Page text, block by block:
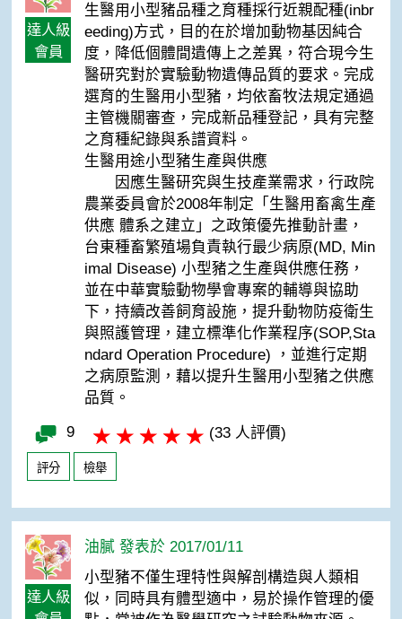
達人級
會員
生醫用小型豬品種之育種採行近親配種(inbr
eeding)方式，目的在於增加動物基因純合
度，降低個體間遺傳上之差異，符合現今生
醫研究對於實驗動物遺傳品質的要求。完成
選育的生醫用小型豬，均依畜牧法規定通過
主管機關審查，完成新品種登記，具有完整
之育種紀錄與系譜資料。
生醫用途小型豬生產與供應
因應生醫研究與生技產業需求，行政院
農業委員會於2008年制定「生醫用畜禽生產
供應 體系之建立」之政策優先推動計畫，
台東種畜繁殖場負責執行最少病原(MD, Min
imal Disease) 小型豬之生產與供應任務，
並在中華實驗動物學會專案的輔導與協助
下，持續改善飼育設施，提升動物防疫衛生
與照護管理，建立標準化作業程序(SOP,Sta
ndard Operation Procedure) ，並進行定期
之病原監測，藉以提升生醫用小型豬之供應
品質。
9 (33 人評價)
評分 檢舉
達人級
油膩 發表於 2017/01/11
小型豬不僅生理特性與解剖構造與人類相
似，同時具有體型適中，易於操作管理的優